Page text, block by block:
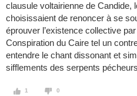
clausule voltairienne de Candide,
choisissaient de renoncer à se
éprouver l’existence collective
Conspiration du Caire tel un
entendre le chant dissonant et
sifflements des serpents
1 0